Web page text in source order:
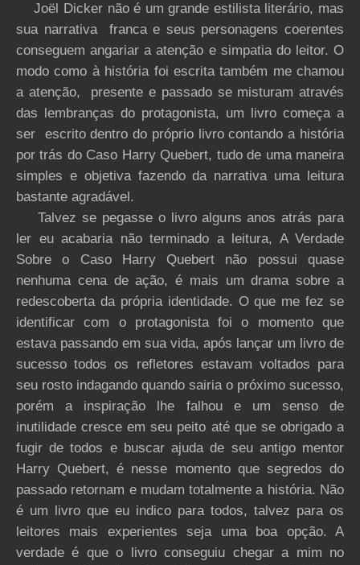
Joël Dicker não é um grande estilista literário, mas
sua narrativa franca e seus personagens coerentes
conseguem angariar a atenção e simpatia do leitor. O
modo como à história foi escrita também me chamou
a atenção, presente e passado se misturam através
das lembranças do protagonista, um livro começa a
ser escrito dentro do próprio livro contando a história
por trás do Caso Harry Quebert, tudo de uma maneira
simples e objetiva fazendo da narrativa uma leitura
bastante agradável.
Talvez se pegasse o livro alguns anos atrás para
ler eu acabaria não terminado a leitura, A Verdade
Sobre o Caso Harry Quebert não possui quase
nenhuma cena de ação, é mais um drama sobre a
redescoberta da própria identidade. O que me fez se
identificar com o protagonista foi o momento que
estava passando em sua vida, após lançar um livro de
sucesso todos os refletores estavam voltados para
seu rosto indagando quando sairia o próximo sucesso,
porém a inspiração lhe falhou e um senso de
inutilidade cresce em seu peito até que se obrigado a
fugir de todos e buscar ajuda de seu antigo mentor
Harry Quebert, é nesse momento que segredos do
passado retornam e mudam totalmente a história. Não
é um livro que eu indico para todos, talvez para os
leitores mais experientes seja uma boa opção. A
verdade é que o livro conseguiu chegar a mim no